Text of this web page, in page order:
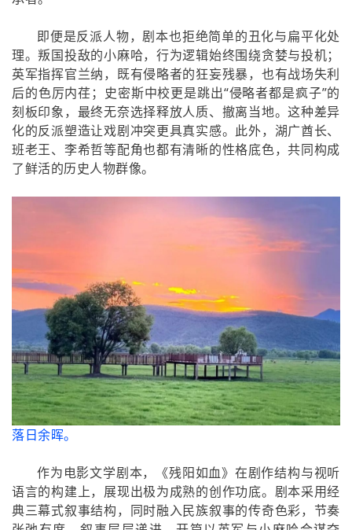
即便是反派人物，剧本也拒绝简单的丑化与扁平化处
理。叛国投敌的小麻哈，行为逻辑始终围绕贪婪与投机；
英军指挥官兰纳，既有侵略者的狂妄残暴，也有战场失利
后的色厉内荏；史密斯中校更是跳出“侵略者都是疯子”的
刻板印象，最终无奈选择释放人质、撤离当地。这种差异
化的反派塑造让戏剧冲突更具真实感。此外，湖广酋长、
班老王、李希哲等配角也都有清晰的性格底色，共同构成
了鲜活的历史人物群像。
落日余晖。
作为电影文学剧本，《残阳如血》在剧作结构与视听
语言的构建上，展现出极为成熟的创作功底。剧本采用经
典三幕式叙事结构，同时融入民族叙事的传奇色彩，节奏